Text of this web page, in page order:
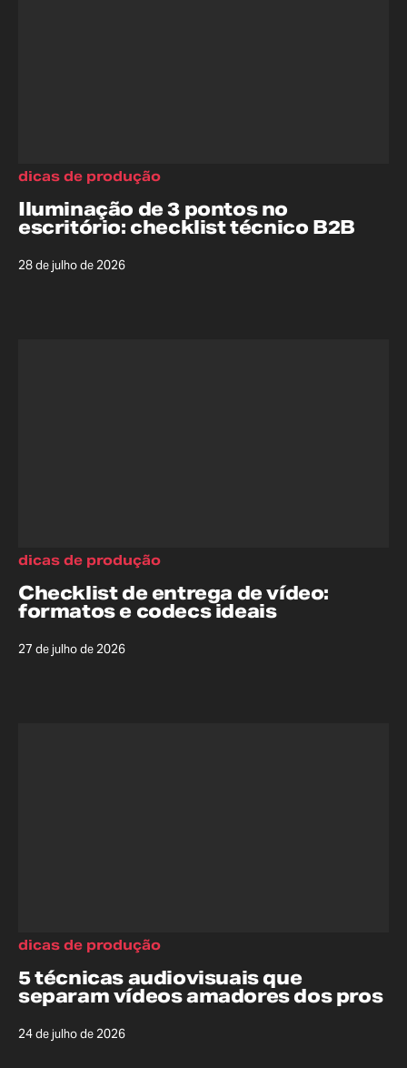
Iluminação de 3 pontos no
escritório: checklist técnico B2B
28 de julho de 2026
dicas de produção
Checklist de entrega de vídeo:
formatos e codecs ideais
27 de julho de 2026
dicas de produção
5 técnicas audiovisuais que
separam vídeos amadores dos pros
24 de julho de 2026
dicas de produção